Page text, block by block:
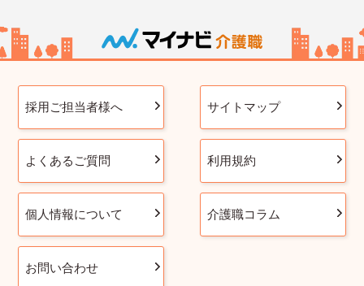
採用ご担当者様へ サイトマップ
よくあるご質問 利用規約
個人情報について 介護職コラム
お問い合わせ